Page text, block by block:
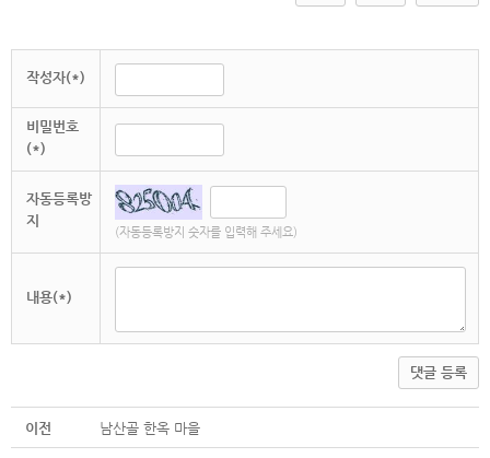
작성자(*)
비밀번호
(*)
자동등록방
지
(자동등록방지 숫자를 입력해 주세요)
내용(*)
댓글 등록
이전 남산골 한옥 마을